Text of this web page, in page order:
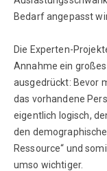
Bedarf angepasst
Die Experten-
Annahme ein
ausgedrückt: Bevor
das vorhandene
eigentlich logisch,
den
Ressource“ und
umso wichtiger.